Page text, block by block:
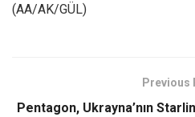
(AA/AK/GÜL)
Previous
Pentagon, Ukrayna’nın